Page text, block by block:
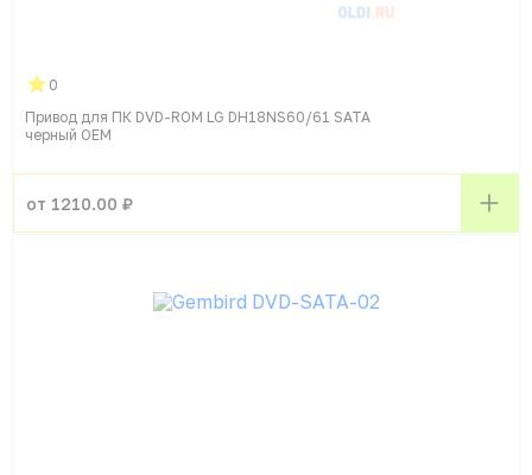
0
Привод для ПК DVD-ROM LG DH18NS60/61 SATA
черный OEM
от 1210.00 ₽